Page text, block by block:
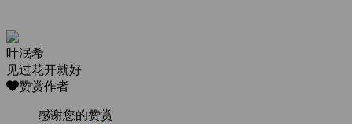
叶泯希
见过花开就好
赞赏作者
感谢您的赞赏